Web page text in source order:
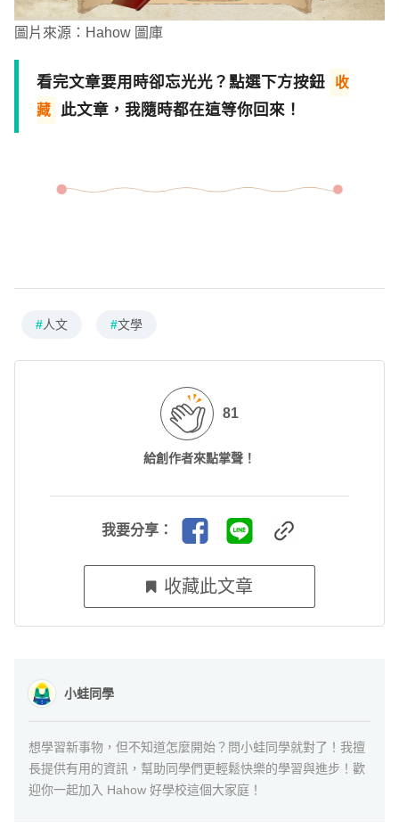
圖片來源：Hahow 圖庫
看完文章要用時卻忘光光？點選下方按鈕
收
藏 此文章，我隨時都在這等你回來！
#人文 #文學
81
給創作者來點掌聲！
我要分享：
收藏此文章
小蛙同學
想學習新事物，但不知道怎麼開始？問小蛙同學就對了！我擅
長提供有用的資訊，幫助同學們更輕鬆快樂的學習與進步！歡
迎你一起加入 Hahow 好學校這個大家庭！